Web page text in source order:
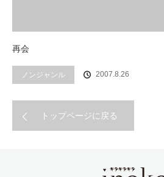
再会
ノンジャンル 2007.8.26
トップページに戻る